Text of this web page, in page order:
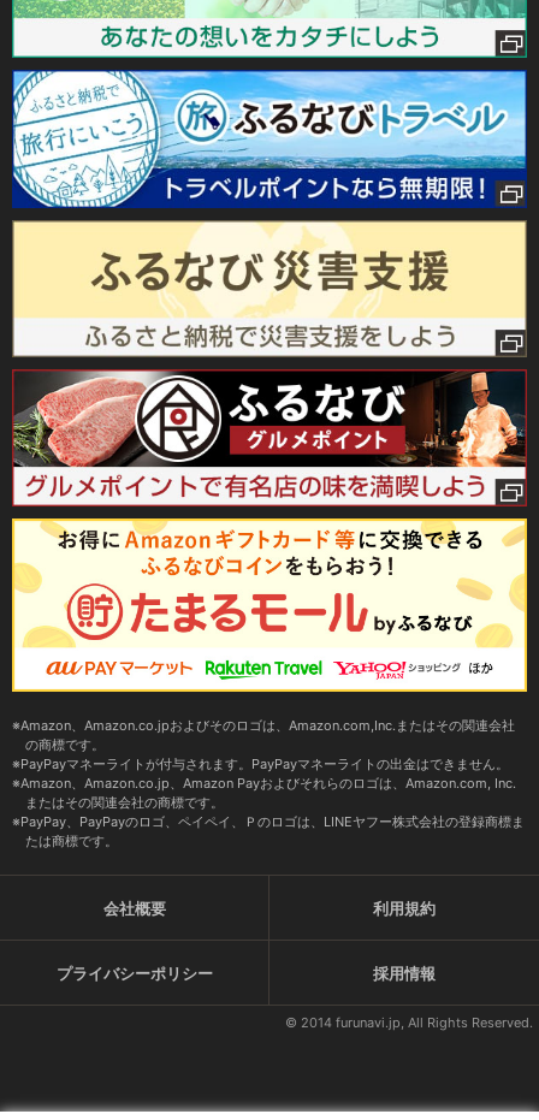
Amazon、Amazon.co.jpおよびそのロゴは、Amazon.com,Inc.またはその関連会社
の商標です。
PayPayマネーライトが付与されます。PayPayマネーライトの出金はできません。
Amazon、Amazon.co.jp、Amazon Payおよびそれらのロゴは、Amazon.com, Inc.
またはその関連会社の商標です。
PayPay、PayPayのロゴ、ペイペイ、Ｐのロゴは、LINEヤフー株式会社の登録商標ま
たは商標です。
会社概要 利用規約
プライバシーポリシー 採用情報
© 2014 furunavi.jp, All Rights Reserved.